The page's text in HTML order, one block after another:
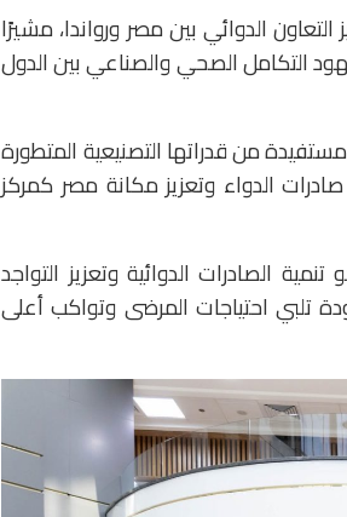
الدوائي بين مصر ورواندا، مشيرًا
التكامل الصحي والصناعي بين الدول
من قدراتها التصنيعية المتطورة
الدواء وتعزيز مكانة مصر كمركز
الصادرات الدوائية وتعزيز التواجد
تلبي احتياجات المرضى وتواكب أعلى